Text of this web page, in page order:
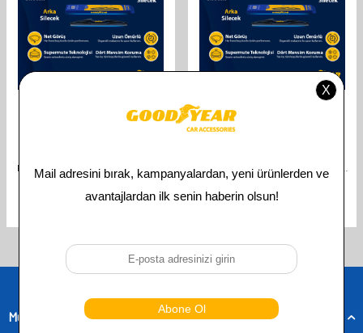
MUZ SILECEK SETI (650 MM 400 MM
TL
MUZ SILECEK SETI (700 MM 500 MM
841,00
Toplam ürün bulunmaktadır.
Müşteri Hizmetleri